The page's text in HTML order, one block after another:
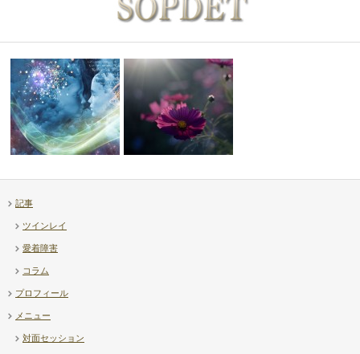
座について
記事
ツインレイ
愛着障害
コラム
プロフィール
メニュー
対面セッション